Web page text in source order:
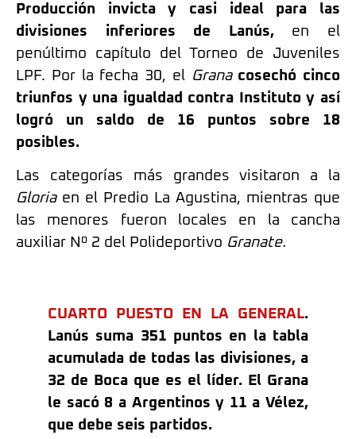
Producción invicta y casi ideal para las
divisiones inferiores de Lanús,en el
penúltimo capítulo del Torneo de Juveniles
LPF. Por la fecha 30, el Granacosechó cinco
triunfos y una igualdad contra Instituto y así
logró un saldo de 16 puntos sobre 18
posibles.
Las categorías más grandes visitaron a la
Gloriaen el Predio La Agustina, mientras que
las menores fueron locales en la cancha
auxiliar Nº 2 del Polideportivo Granate.
CUARTO PUESTO EN LA GENERAL.
Lanús suma 351 puntos en la tabla
acumulada de todas las divisiones, a
32 de Boca que es el líder. El Grana
le sacó 8 a Argentinos y 11 a Vélez,
que debe seis partidos.